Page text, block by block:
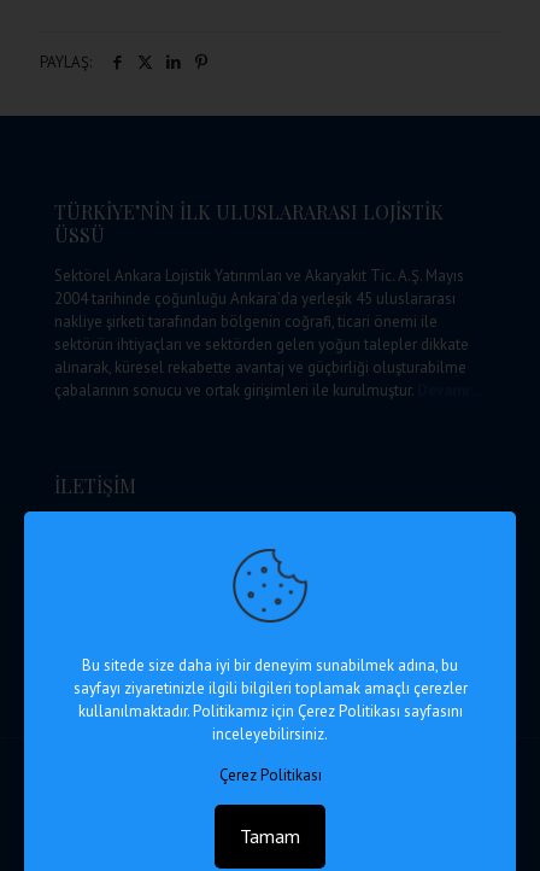
PAYLAŞ:
TÜRKİYE’NİN İLK ULUSLARARASI LOJİSTİK
ÜSSÜ
Sektörel Ankara Lojistik Yatırımları ve Akaryakıt Tic. A.Ş. Mayıs
2004 tarihinde çoğunluğu Ankara’da yerleşik 45 uluslararası
nakliye şirketi tarafından bölgenin coğrafi, ticari önemi ile
sektörün ihtiyaçları ve sektörden gelen yoğun talepler dikkate
alınarak, küresel rekabette avantaj ve güçbirliği oluşturabilme
çabalarının sonucu ve ortak girişimleri ile kurulmuştur.
İLETİŞİM
Küme Evleri No: 177/1 Kahramankazan / Ankara
+90 312 812 12 00 (pbx)
© 2026 Ankara Lojistik Üssü
Web Tasarım Hosting :
Bu sitede size daha iyi bir deneyim sunabilmek adına, bu
sayfayı ziyaretinizle ilgili bilgileri toplamak amaçlı çerezler
kullanılmaktadır. Politikamız için Çerez Politikası sayfasını
inceleyebilirsiniz.
Çerez Politikası
Tamam